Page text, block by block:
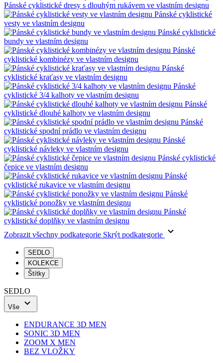
Pánské cyklistické dresy s dlouhým rukávem ve vlastním designu
Pánské cyklistické
vesty ve vlastním designu
Pánské cyklistické
bundy ve vlastním designu
Pánské
cyklistické kombinézy ve vlastním designu
Pánské
cyklistické kraťasy ve vlastním designu
Pánské
cyklistické 3/4 kalhoty ve vlastním designu
Pánské
cyklistické dlouhé kalhoty ve vlastním designu
Pánské
cyklistické spodní prádlo ve vlastním designu
Pánské
cyklistické návleky ve vlastním designu
Pánské cyklistické
čepice ve vlastním designu
Pánské
cyklistické rukavice ve vlastním designu
Pánské
cyklistické ponožky ve vlastním designu
Pánské
cyklistické doplňky ve vlastním designu
Zobrazit všechny podkategorie Skrýt podkategorie
SEDLO
KOLEKCE
Štítky
SEDLO
Vše
ENDURANCE 3D MEN
SONIC 3D MEN
ZOOM X MEN
BEZ VLOŽKY